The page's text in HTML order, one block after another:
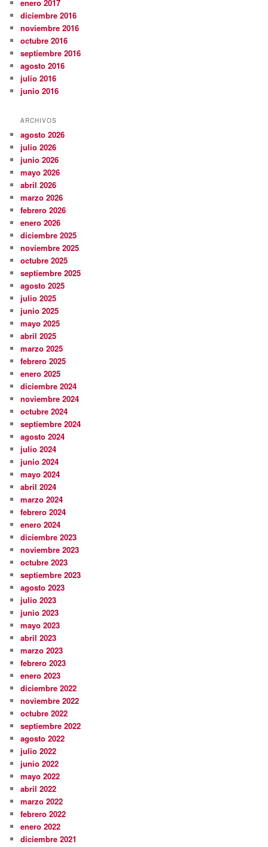
enero 2017
diciembre 2016
noviembre 2016
octubre 2016
septiembre 2016
agosto 2016
julio 2016
junio 2016
ARCHIVOS
agosto 2026
julio 2026
junio 2026
mayo 2026
abril 2026
marzo 2026
febrero 2026
enero 2026
diciembre 2025
noviembre 2025
octubre 2025
septiembre 2025
agosto 2025
julio 2025
junio 2025
mayo 2025
abril 2025
marzo 2025
febrero 2025
enero 2025
diciembre 2024
noviembre 2024
octubre 2024
septiembre 2024
agosto 2024
julio 2024
junio 2024
mayo 2024
abril 2024
marzo 2024
febrero 2024
enero 2024
diciembre 2023
noviembre 2023
octubre 2023
septiembre 2023
agosto 2023
julio 2023
junio 2023
mayo 2023
abril 2023
marzo 2023
febrero 2023
enero 2023
diciembre 2022
noviembre 2022
octubre 2022
septiembre 2022
agosto 2022
julio 2022
junio 2022
mayo 2022
abril 2022
marzo 2022
febrero 2022
enero 2022
diciembre 2021